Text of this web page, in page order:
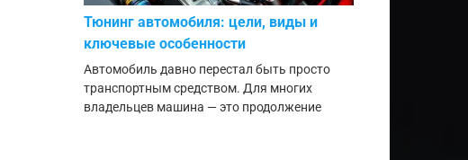
Тюнинг автомобиля: цели, виды и
ключевые особенности
Автомобиль давно перестал быть просто
транспортным средством. Для многих
владельцев машина — это продолжение